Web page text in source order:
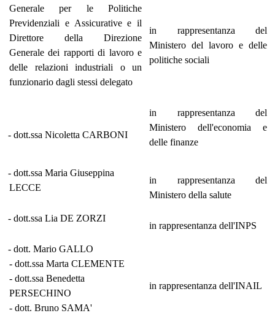
Generale per le Politiche
Previdenziali e Assicurative e il
Direttore della Direzione
Generale dei rapporti di lavoro e
delle relazioni industriali o un
funzionario dagli stessi delegato
in rappresentanza del
Ministero del lavoro e delle
politiche sociali
- dott.ssa Nicoletta CARBONI
in rappresentanza del
Ministero dell'economia e
delle finanze
- dott.ssa Maria Giuseppina
LECCE
in rappresentanza del
Ministero della salute
- dott.ssa Lia DE ZORZI
in rappresentanza dell'INPS
- dott. Mario GALLO
- dott.ssa Marta CLEMENTE
- dott.ssa Benedetta
PERSECHINO
- dott. Bruno SAMA'
in rappresentanza dell'INAIL